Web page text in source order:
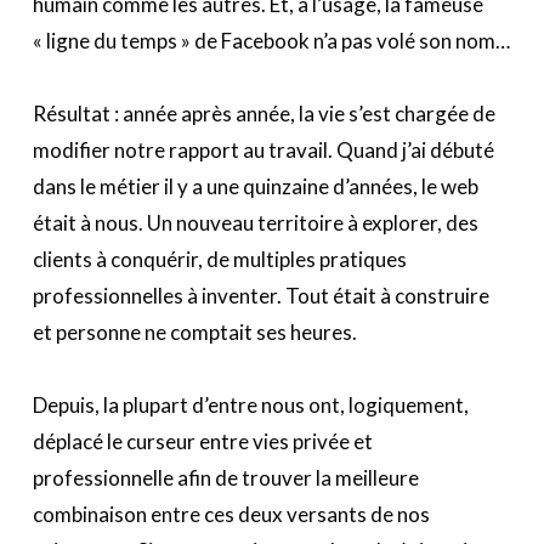
« ligne du temps » de Facebook n’a pas volé son nom…
Résultat : année après année, la vie s’est chargée de
modifier notre rapport au travail. Quand j’ai débuté
dans le métier il y a une quinzaine d’années, le web
était à nous. Un nouveau territoire à explorer, des
clients à conquérir, de multiples pratiques
professionnelles à inventer. Tout était à construire
et personne ne comptait ses heures.
Depuis, la plupart d’entre nous ont, logiquement,
déplacé le curseur entre vies privée et
professionnelle afin de trouver la meilleure
combinaison entre ces deux versants de nos